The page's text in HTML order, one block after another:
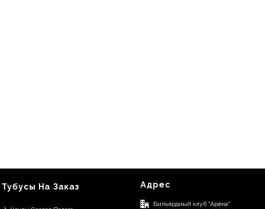
Тубусы На Заказ Адрес
Бильярдный клуб "Арена"